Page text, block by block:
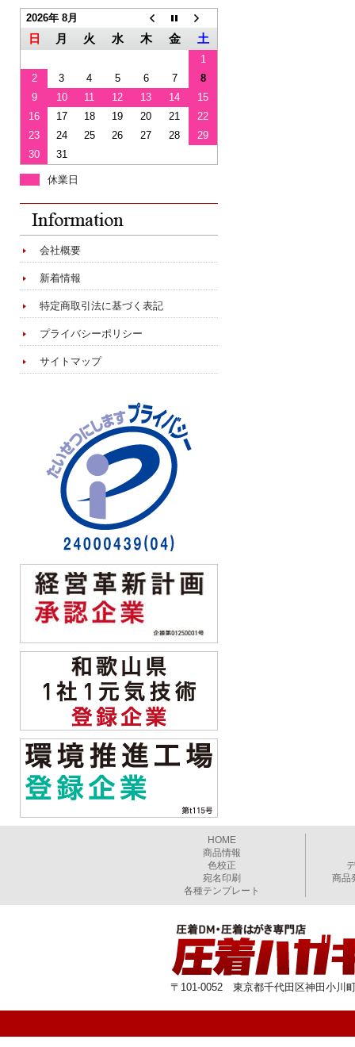
2026年 8月
日 月 火 水 木 金 土
1
2
3 4 5 6 7
8
9
10 11 12 13 14
15
16
17 18 19 20 21
22
23
24 25 26 27 28
29
30
31
休業日
会社概要
新着情報
特定商取引法に基づく表記
プライバシーポリシー
サイトマップ
HOME
商品情報
色校正
宛名印刷
各種テンプレート
商品
〒101-0052 東京都千代田区神田小川